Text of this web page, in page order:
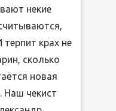
некие
крах не
сколько
новая
Наш чекист